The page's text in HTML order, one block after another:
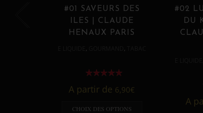
#01 SAVEURS DES
ILES | CLAUDE
HENAUX PARIS
, ,
A partir de 6,90€
CHOIX DES OPTIONS
#02
DU
A